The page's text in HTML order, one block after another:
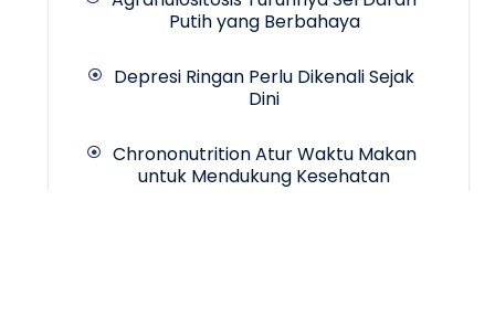
Putih yang Berbahaya
Depresi Ringan Perlu Dikenali Sejak
Dini
Chrononutrition Atur Waktu Makan
untuk Mendukung Kesehatan